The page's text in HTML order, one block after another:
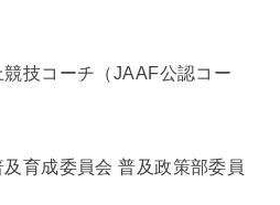
競技コーチ（JAAF公認コー
及育成委員会 普及政策部委員